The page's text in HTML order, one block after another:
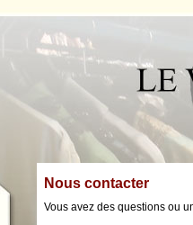
Nous contacter
Vous avez des questions ou